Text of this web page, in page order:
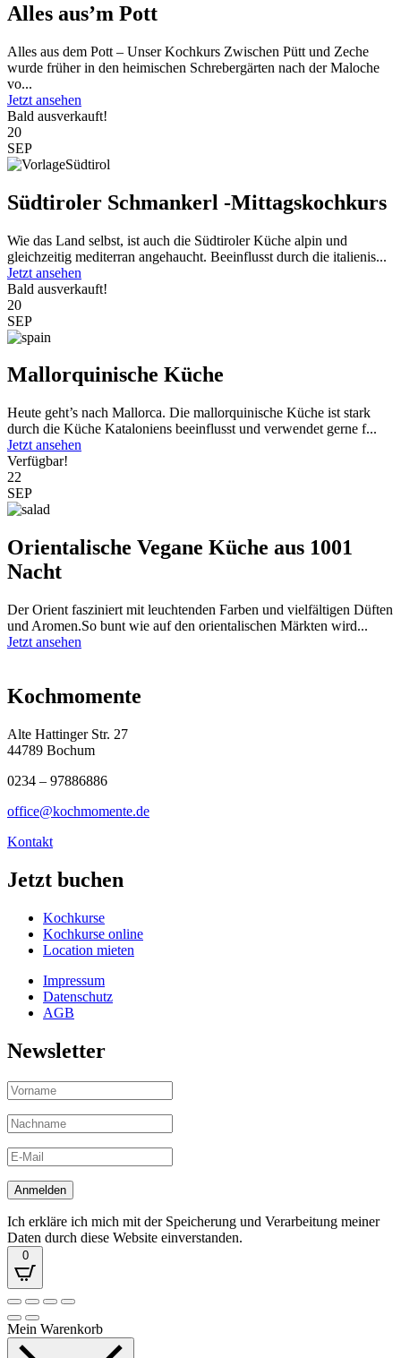
Alles aus’m Pott
Alles aus dem Pott – Unser Kochkurs Zwischen Pütt und Zeche
wurde früher in den heimischen Schrebergärten nach der Maloche
vo...
Jetzt ansehen
Bald ausverkauft!
20
SEP
Südtiroler Schmankerl -Mittagskochkurs
Wie das Land selbst, ist auch die Südtiroler Küche alpin und
gleichzeitig mediterran angehaucht. Beeinflusst durch die italienis...
Jetzt ansehen
Bald ausverkauft!
20
SEP
Mallorquinische Küche
Heute geht’s nach Mallorca. Die mallorquinische Küche ist stark
durch die Küche Kataloniens beeinflusst und verwendet gerne f...
Jetzt ansehen
Verfügbar!
22
SEP
Orientalische Vegane Küche aus 1001
Nacht
Der Orient fasziniert mit leuchtenden Farben und vielfältigen Düften
und Aromen.So bunt wie auf den orientalischen Märkten wird...
Jetzt ansehen
Kochmomente
Alte Hattinger Str. 27
44789 Bochum
0234 – 97886886
office@kochmomente.de
Kontakt
Jetzt buchen
Kochkurse
Kochkurse online
Location mieten
Impressum
Datenschutz
AGB
Newsletter
Ich erkläre ich mich mit der Speicherung und Verarbeitung meiner
Daten durch diese Website einverstanden.
0
Mein Warenkorb